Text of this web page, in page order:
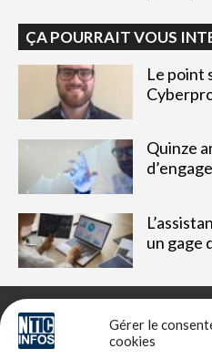
Gérer le
cookies
ÇA POURRAIT VOUS
Le point
Quinze
un gage